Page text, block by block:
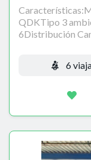
QDKTipo 3
6Distribución
6